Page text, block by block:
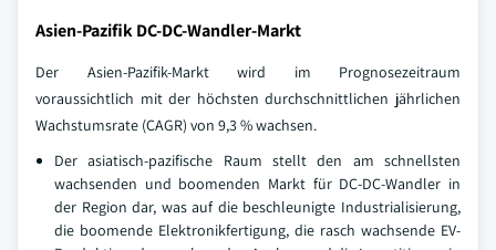
Asien-Pazifik DC-DC-Wandler-Markt
Der Asien-Pazifik-Markt wird im Prognosezeitraum
voraussichtlich mit der höchsten durchschnittlichen jährlichen
Wachstumsrate (CAGR) von 9,3 % wachsen.
Der asiatisch-pazifische Raum stellt den am schnellsten
wachsenden und boomenden Markt für DC-DC-Wandler in
der Region dar, was auf die beschleunigte Industrialisierung,
die boomende Elektronikfertigung, die rasch wachsende EV-